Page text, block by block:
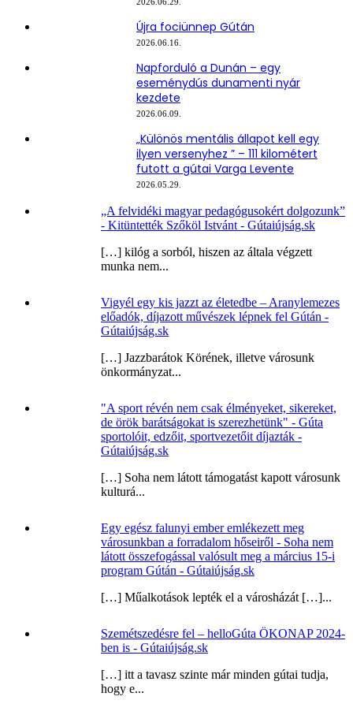
Újra fociünnep Gútán
2026.06.16.
Napforduló a Dunán – egy
eseménydús dunamenti nyár
kezdete
2026.06.09.
„Különös mentális állapot kell egy
ilyen versenyhez ” – 111 kilométert
futott a gútai Varga Levente
2026.05.29.
„A felvidéki magyar pedagógusokért dolgozunk”
- Kitüntették Szőköl Istvánt - Gútaiújság.sk
[…] kilóg a sorból, hiszen az általa végzett
munka nem...
Vigyél egy kis jazzt az életedbe – Aranylemezes
előadók, díjazott művészek lépnek fel Gútán -
Gútaiújság.sk
[…] Jazzbarátok Körének, illetve városunk
önkormányzat...
"A sport révén nem csak élményeket, sikereket,
de örök barátságokat is szerezhetünk" - Gúta
sportolóit, edzőit, sportvezetőit díjazták -
Gútaiújság.sk
[…] Soha nem látott támogatást kapott városunk
kulturá...
Egy egész falunyi ember emlékezett meg
városunkban a forradalom hőseiről - Soha nem
látott összefogással valósult meg a március 15-i
program Gútán - Gútaiújság.sk
[…] Műalkotások lepték el a városházát […]...
Szemétszedésre fel – helloGúta ÖKONAP 2024-
ben is - Gútaiújság.sk
[…] itt a tavasz szinte már minden gútai tudja,
hogy e...